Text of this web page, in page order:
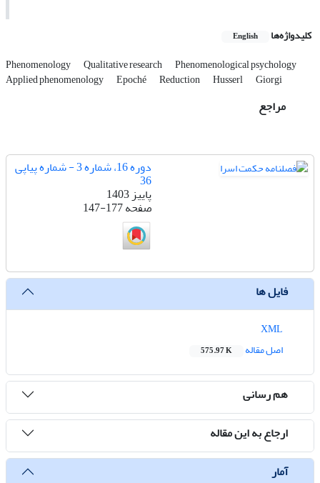
کلیدواژه‌ها English
Phenomenology Qualitative research Phenomenological psychology
Applied phenomenology Epoché Reduction Husserl Giorgi
مراجع
دوره 16، شماره 3 - شماره پیاپی
36
پاییز 1403
صفحه147-177
فایل ها
اصل مقاله
575.97 K
هم رسانی
ارجاع به این مقاله
آمار